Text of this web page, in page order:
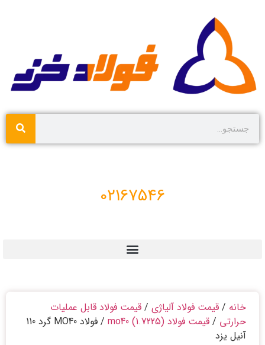
02167546
خانه / قیمت فولاد آلیاژی / قیمت فولاد قابل عملیات
حرارتی / قیمت فولاد mo40 (1.7225)
/ فولاد MO40 گرد 110
آنیل یزد